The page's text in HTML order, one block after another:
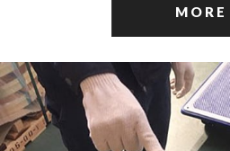
MORE